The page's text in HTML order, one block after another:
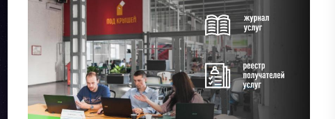
Смотреть проект